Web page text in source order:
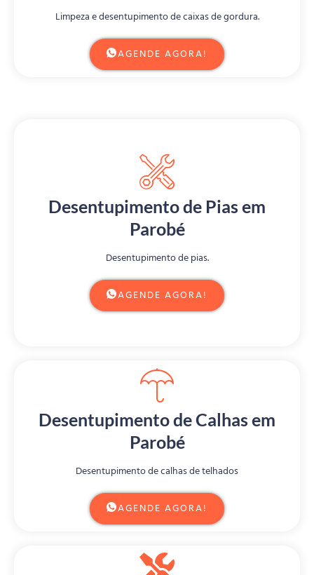
Limpeza e desentupimento de caixas de gordura.
AGENDE AGORA!
Desentupimento de Pias em
Parobé
Desentupimento de pias.
AGENDE AGORA!
Desentupimento de Calhas em
Parobé
Desentupimento de calhas de telhados
AGENDE AGORA!